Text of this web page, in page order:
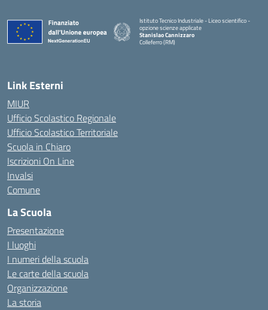
Istituto Tecnico Industriale - Liceo scientifico -
opzione scienze applicate
Stanislao Cannizzaro
Colleferro (RM)
Link Esterni
MIUR
Ufficio Scolastico Regionale
Ufficio Scolastico Territoriale
Scuola in Chiaro
Iscrizioni On Line
Invalsi
Comune
La Scuola
Presentazione
I luoghi
I numeri della scuola
Le carte della scuola
Organizzazione
La storia